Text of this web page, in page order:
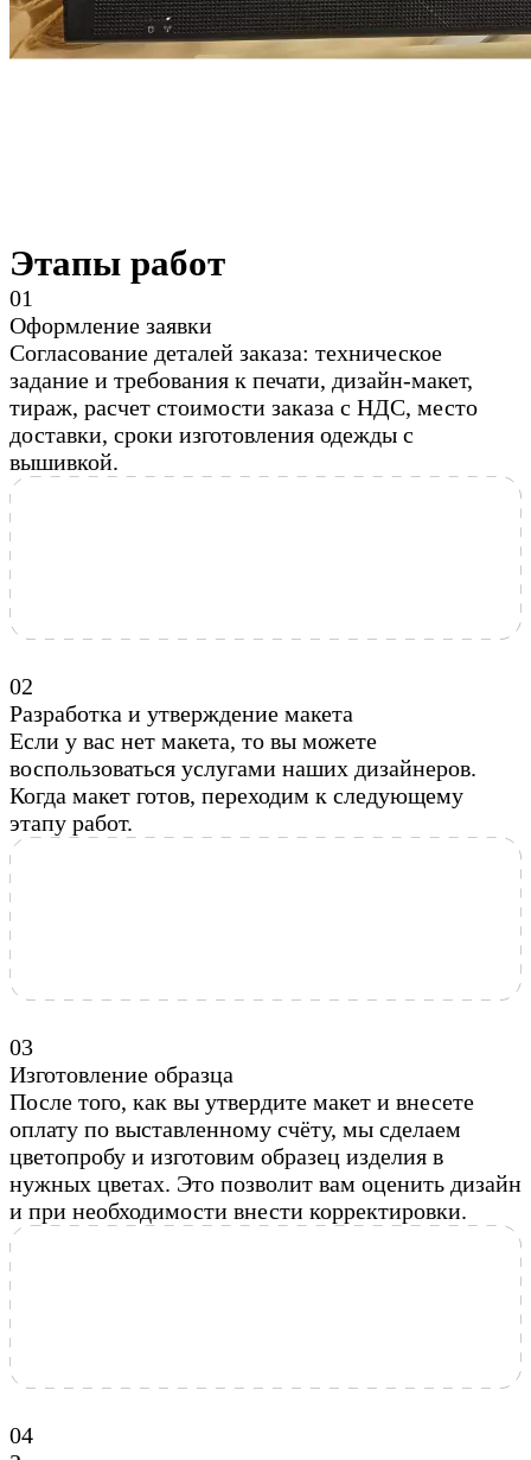
Этапы работ
01
Оформление заявки
Согласование деталей заказа: техническое
задание и требования к печати, дизайн-макет,
тираж, расчет стоимости заказа с НДС, место
доставки, сроки изготовления одежды с
вышивкой.
02
Разработка и утверждение макета
Если у вас нет макета, то вы можете
воспользоваться услугами наших дизайнеров.
Когда макет готов, переходим к следующему
этапу работ.
03
Изготовление образца
После того, как вы утвердите макет и внесете
оплату по выставленному счёту, мы сделаем
цветопробу и изготовим образец изделия в
нужных цветах. Это позволит вам оценить дизайн
и при необходимости внести корректировки.
04